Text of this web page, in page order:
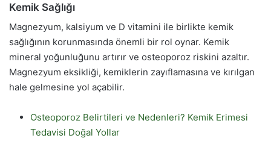
Kemik Sağlığı
Magnezyum, kalsiyum ve D vitamini ile birlikte kemik
sağlığının korunmasında önemli bir rol oynar. Kemik
mineral yoğunluğunu artırır ve osteoporoz riskini azaltır.
Magnezyum eksikliği, kemiklerin zayıflamasına ve kırılgan
hale gelmesine yol açabilir.
Osteoporoz Belirtileri ve Nedenleri? Kemik Erimesi
Tedavisi Doğal Yollar